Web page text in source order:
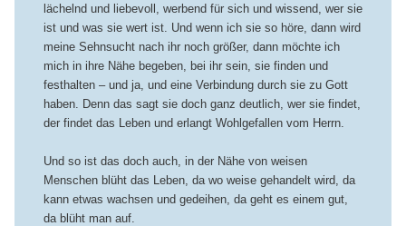
lächelnd und liebevoll, werbend für sich und wissend, wer sie
ist und was sie wert ist. Und wenn ich sie so höre, dann wird
meine Sehnsucht nach ihr noch größer, dann möchte ich
mich in ihre Nähe begeben, bei ihr sein, sie finden und
festhalten – und ja, und eine Verbindung durch sie zu Gott
haben. Denn das sagt sie doch ganz deutlich, wer sie findet,
der findet das Leben und erlangt Wohlgefallen vom Herrn.
Und so ist das doch auch, in der Nähe von weisen
Menschen blüht das Leben, da wo weise gehandelt wird, da
kann etwas wachsen und gedeihen, da geht es einem gut,
da blüht man auf.